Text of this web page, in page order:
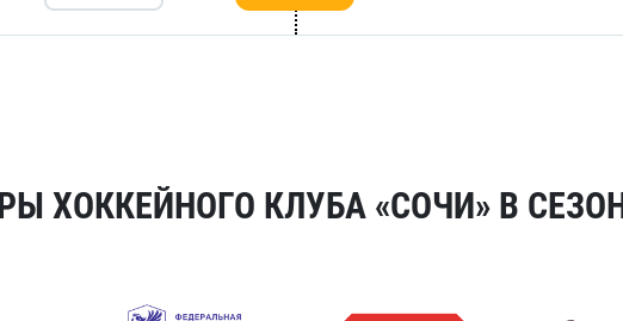
ХОККЕЙНОГО КЛУБА «СОЧИ» В